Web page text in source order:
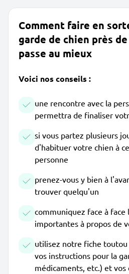
Comment faire en
garde de chien près
passe au mieux
Voici nos conseils :
une rencontre avec la
permettra de finaliser
si vous partez plusieurs
d'habituer votre chien à
personne
prenez-vous y bien à
trouver quelqu'un
communiquez face à face
importantes à propos de
utilisez notre fiche
vos instructions pour la
médicaments, etc.) et vos